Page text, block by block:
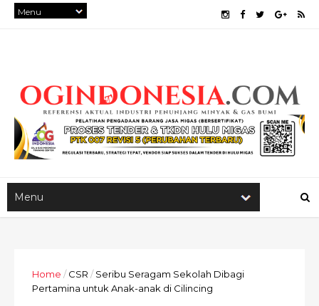
Home / CSR / Seribu Seragam Sekolah Dibagi
Pertamina untuk Anak-anak di Cilincing